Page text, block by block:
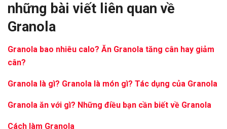
những bài viết liên quan về
Granola
Granola bao nhiêu calo? Ăn Granola tăng cân hay giảm
cân?
Granola là gì? Granola là món gì? Tác dụng của Granola
Granola ăn với gì? Những điều bạn cần biết về Granola
Cách làm Granola